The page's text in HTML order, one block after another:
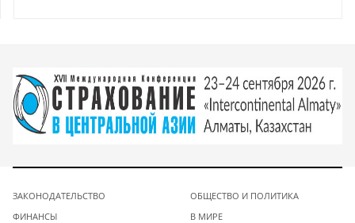
ЗАКОНОДАТЕЛЬСТВО
ФИНАНСЫ
ОБЩЕСТВО И ПОЛИТИКА
В МИРЕ